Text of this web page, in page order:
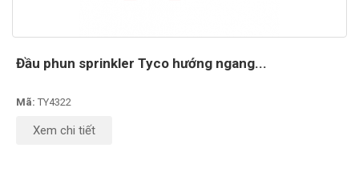
Đầu phun sprinkler Tyco hướng ngang...
Mã: TY4322
Xem chi tiết